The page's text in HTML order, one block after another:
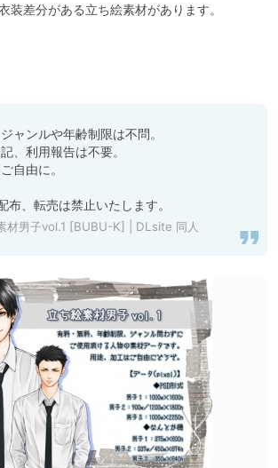
装差分がある立ち絵素材があります。
ャンルや年齢制限は不問。
、利用報告は不要。
自由に。
布、転売は禁止いたします。
材男子vol.1 [BUBU-K] | DLsite 同人